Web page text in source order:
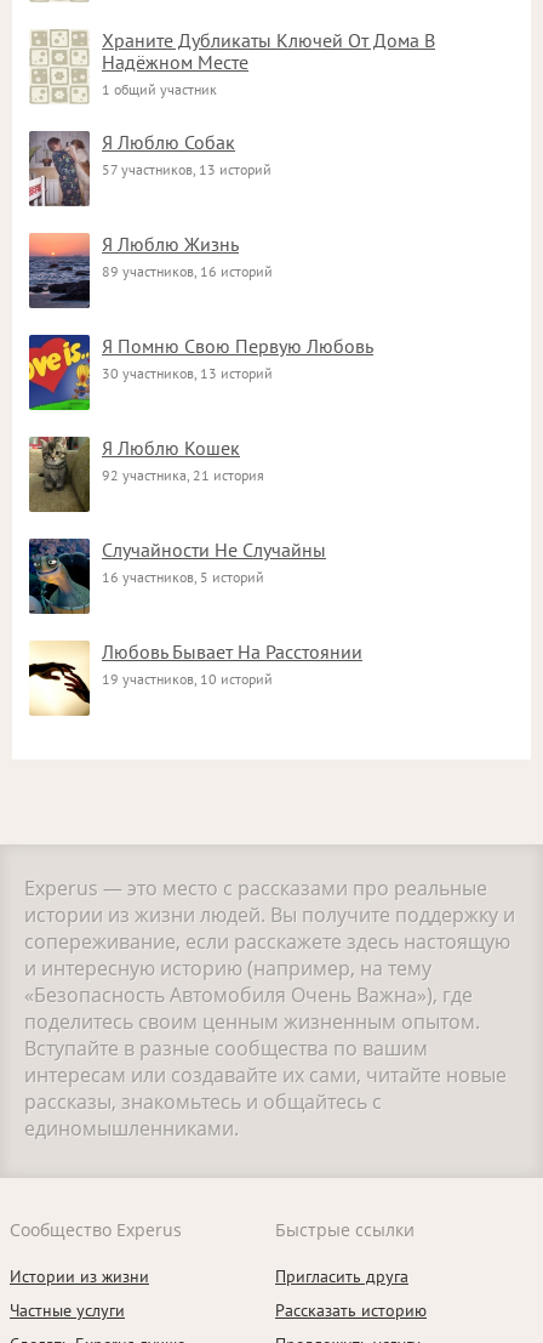
Храните Дубликаты Ключей От Дома В
Надёжном Месте
1 общий участник
Я Люблю Собак
57 участников, 13 историй
Я Люблю Жизнь
89 участников, 16 историй
Я Помню Свою Первую Любовь
30 участников, 13 историй
Я Люблю Кошек
92 участника, 21 история
Случайности Не Случайны
16 участников, 5 историй
Любовь Бывает На Расстоянии
19 участников, 10 историй
Experus — это место с рассказами про реальные
истории из жизни людей. Вы получите поддержку и
сопереживание, если расскажете здесь настоящую
и интересную историю (например, на тему
«Безопасность Автомобиля Очень Важна»), где
поделитесь своим ценным жизненным опытом.
Вступайте в разные сообщества по вашим
интересам или создавайте их сами, читайте новые
рассказы, знакомьтесь и общайтесь с
единомышленниками.
Сообщество Experus
Истории из жизни
Частные услуги
Быстрые ссылки
Пригласить друга
Рассказать историю